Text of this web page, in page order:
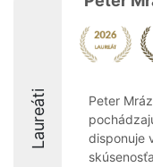
Laureáti
Peter
disponuje